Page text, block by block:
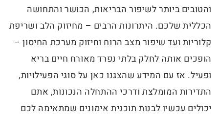
והטובים ביותר לשיפור הבריאות, הכושר והתחושה
הכללית שלכם. היתרונות הרבים – מחיזוק הלב ושריפת
קלוריות ועד שיפור מצב הרוח וחיזוק מערכת החיסון –
הופכים אותה לחלק בלתי נפרד מאורח חיים בריא
ופעיל. אז עם המידע שהצגנו כאן על סוגי הפעילויות,
התדירות המומלצת ודרכי ההתחלה הנכונות, אתם
יכולים עכשיו לבנות תוכנית אימונים שמתאימה לכם